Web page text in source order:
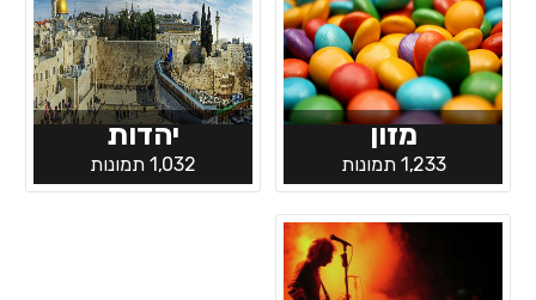
מזון
1,233 תמונות
יהדות
1,032 תמונות